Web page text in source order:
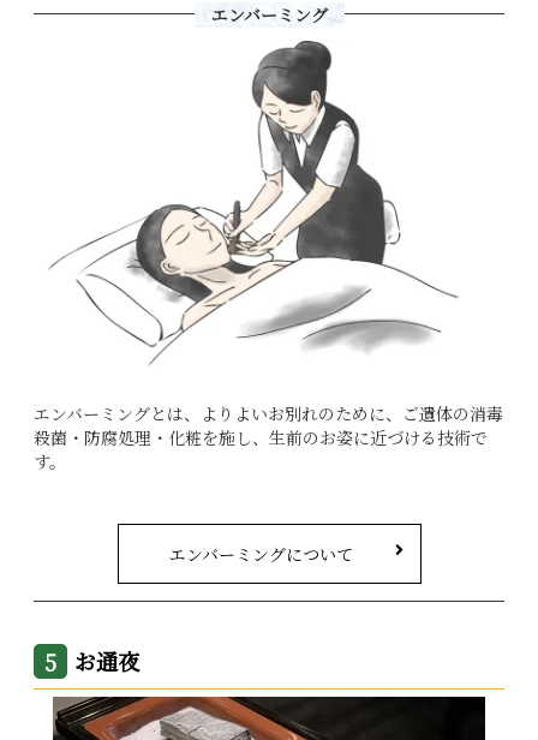
エンバーミング
エンバーミングとは、よりよいお別れのために、ご遺体の消毒
殺菌・防腐処理・化粧を施し、生前のお姿に近づける技術で
す。
エンバーミングについて
お通夜